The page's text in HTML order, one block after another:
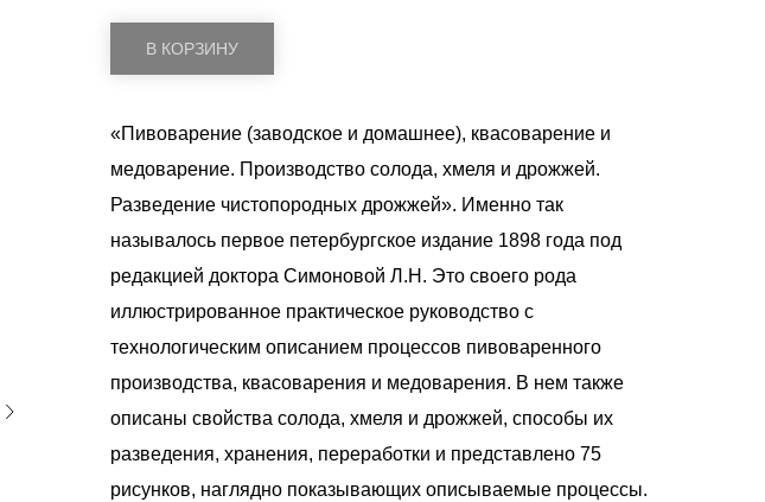
В КОРЗИНУ
«Пивоварение (заводское и домашнее), квасоварение и
медоварение. Производство солода, хмеля и дрожжей.
Разведение чистопородных дрожжей». Именно так
называлось первое петербургское издание 1898 года под
редакцией доктора Симоновой Л.Н. Это своего рода
иллюстрированное практическое руководство с
технологическим описанием процессов пивоваренного
производства, квасоварения и медоварения. В нем также
описаны свойства солода, хмеля и дрожжей, способы их
разведения, хранения, переработки и представлено 75
рисунков, наглядно показывающих описываемые процессы.